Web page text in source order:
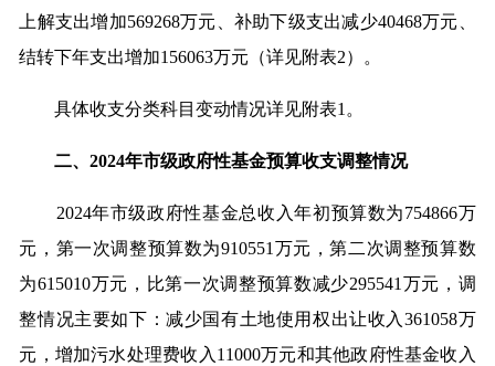
上解支出增加569268万元、补助下级支出减少40468万元、
结转下年支出增加156063万元（详见附表2）。
具体收支分类科目变动情况详见附表1。
二、2024年市级政府性基金预算收支调整情况
2024年市级政府性基金总收入年初预算数为754866万
元，第一次调整预算数为910551万元，第二次调整预算数
为615010万元，比第一次调整预算数减少295541万元，调
整情况主要如下：减少国有土地使用权出让收入361058万
元，增加污水处理费收入11000万元和其他政府性基金收入